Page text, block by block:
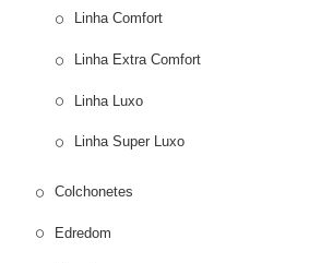
Linha Comfort
Linha Extra Comfort
Linha Luxo
Linha Super Luxo
Colchonetes
Edredom